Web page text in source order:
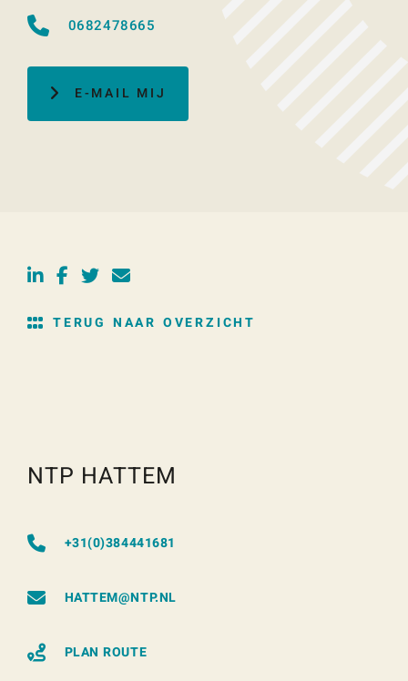
0682478665
E-MAIL MIJ
TERUG NAAR OVERZICHT
NTP HATTEM
+31(0)384441681
HATTEM@NTP.NL
PLAN ROUTE